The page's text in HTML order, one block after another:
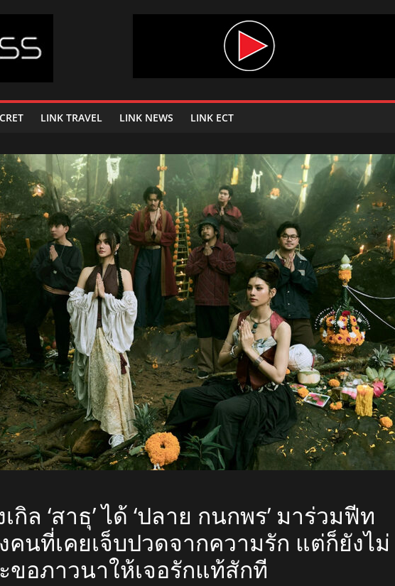
LINK TRAVEL LINK NEWS LINK ECT
เกิล ‘สาธุ’ ได้ ‘ปลาย กนกพร’ มาร่วมฟีท
คนที่เคยเจ็บปวดจากความรัก แต่ก็ยังไม่
อภาวนาให้เจอรักแท้สักที